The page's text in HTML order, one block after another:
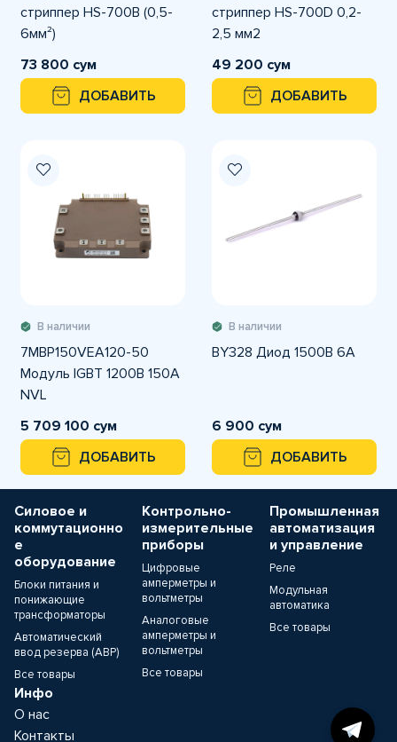
стриппер HS-700B (0,5-
6мм²)
73 800 сум
ДОБАВИТЬ
стриппер HS-700D 0,2-
2,5 мм2
49 200 сум
ДОБАВИТЬ
В наличии
7MBP150VEA120-50
Модуль IGBT 1200В 150А
NVL
5 709 100 сум
ДОБАВИТЬ
В наличии
BY328 Диод 1500В 6А
6 900 сум
ДОБАВИТЬ
Силовое и
коммутационно
е
оборудование
Блоки питания и
понижающие
трансформаторы
Автоматический
ввод резерва (АВР)
Все товары
Контрольно-
измерительные
приборы
Цифровые
амперметры и
вольтметры
Аналоговые
амперметры и
вольтметры
Все товары
Промышленная
автоматизация
и управление
Реле
Модульная
автоматика
Все товары
Инфо
О нас
Контакты